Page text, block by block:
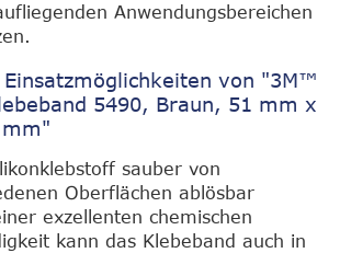
Anwendungsbereichen
Einsatzmöglichkeiten von "3M™
5490, Braun, 51 mm x
sauber von
Oberflächen ablösbar
exzellenten chemischen
kann das Klebeband auch in